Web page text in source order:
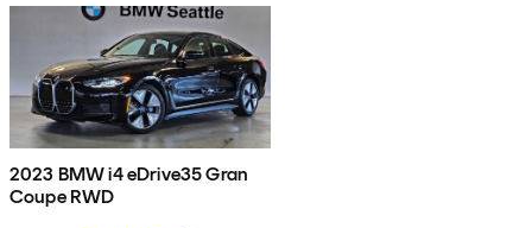
2023 BMW i4 eDrive35 Gran
Coupe RWD